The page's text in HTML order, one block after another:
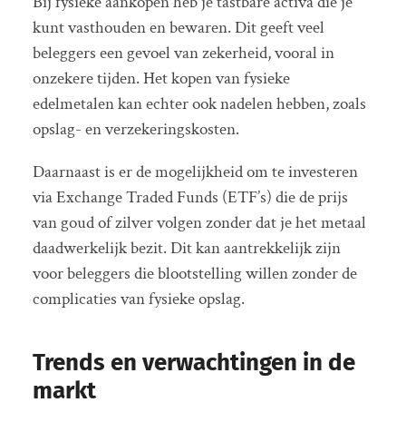
kunt vasthouden en bewaren. Dit geeft veel
beleggers een gevoel van zekerheid, vooral in
onzekere tijden. Het kopen van fysieke
edelmetalen kan echter ook nadelen hebben, zoals
opslag- en verzekeringskosten.
Daarnaast is er de mogelijkheid om te investeren
via Exchange Traded Funds (ETF’s) die de prijs
van goud of zilver volgen zonder dat je het metaal
daadwerkelijk bezit. Dit kan aantrekkelijk zijn
voor beleggers die blootstelling willen zonder de
complicaties van fysieke opslag.
Trends en verwachtingen in de
markt